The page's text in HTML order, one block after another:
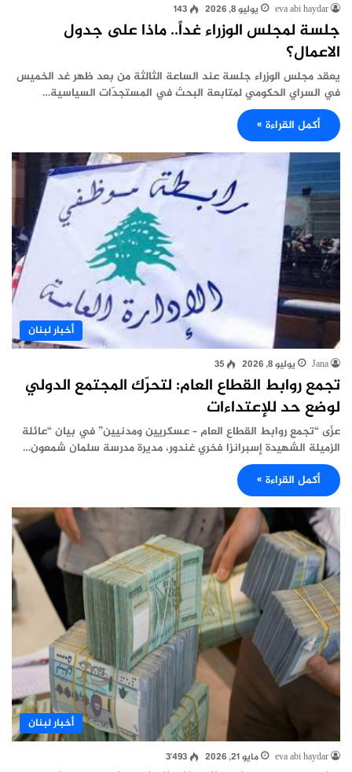
eva abi haydar يوليو 8, 2026 143
جلسة لمجلس الوزراء غداً.. ماذا على جدول
الاعمال؟
يعقد مجلس الوزراء جلسة عند الساعة الثالثة من بعد ظهر غد الخميس
في السراي الحكومي لمتابعة البحث في المستجدّات السياسية…
أكمل القراءة »
أخبار لبنان
Jana يوليو 8, 2026 35
تجمع روابط القطاع العام: لتحرّك المجتمع الدولي
لوضع حد للإعتداءات
عزّى “تجمع روابط القطاع العام – عسكريين ومدنيين” في بيان “عائلة
الزميلة الشهيدة إسبرانزا فخري غندور، مديرة مدرسة سلمان شمعون…
أكمل القراءة »
أخبار لبنان
eva abi haydar مايو 21, 2026 3٬493